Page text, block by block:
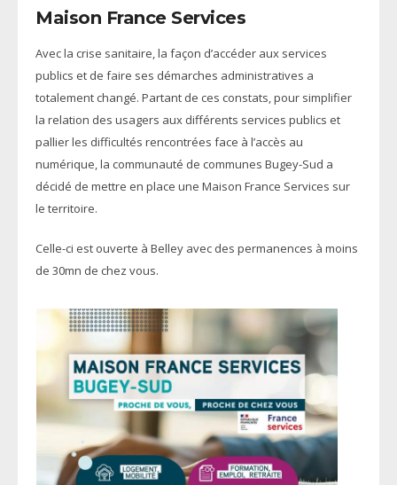
Maison France Services
Avec la crise sanitaire, la façon d’accéder aux services
publics et de faire ses démarches administratives a
totalement changé. Partant de ces constats, pour simplifier
la relation des usagers aux différents services publics et
pallier les difficultés rencontrées face à l’accès au
numérique, la communauté de communes Bugey-Sud a
décidé de mettre en place une Maison France Services sur
le territoire.
Celle-ci est ouverte à Belley avec des permanences à moins
de 30mn de chez vous.